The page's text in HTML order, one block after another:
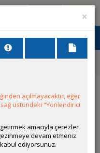
Diğer Cichlidler
Cichlid)
×
açılmayacaktır, eğer
üstündeki "Yönlendirici
amacıyla çerezler
devam etmeniz
ediyorsunuz.